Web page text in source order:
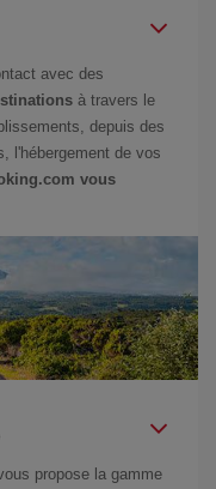
avec des
à travers le
depuis des
l'hébergement de vos
vous
propose la gamme